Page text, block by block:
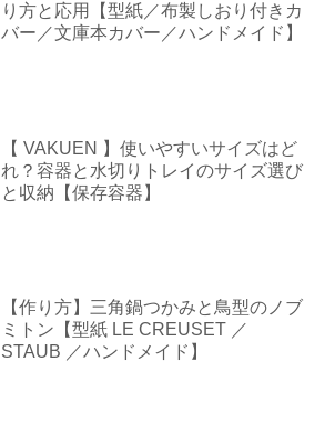
り方と応用【型紙／布製しおり付きカ
バー／文庫本カバー／ハンドメイド】
【 VAKUEN 】使いやすいサイズはど
れ？容器と水切りトレイのサイズ選び
と収納【保存容器】
【作り方】三角鍋つかみと鳥型のノブ
ミトン【型紙 LE CREUSET ／
STAUB ／ハンドメイド】